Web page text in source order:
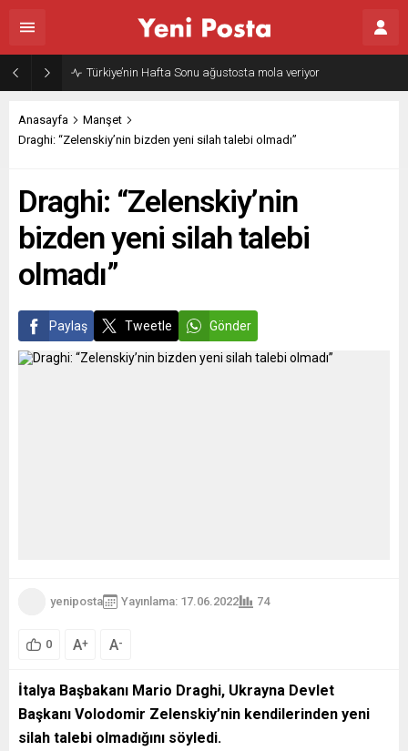
Anasayfa
Manşet
Draghi: “Zelenskiy’nin bizden yeni silah talebi olmadı”
Draghi: “Zelenskiy’nin
bizden yeni silah talebi
olmadı”
Paylaş Tweetle Gönder
yeniposta Yayınlama: 17.06.2022 74
0 A+ A-
İtalya Başbakanı Mario Draghi, Ukrayna Devlet
Başkanı Volodomir Zelenskiy’nin kendilerinden yeni
silah talebi olmadığını söyledi.